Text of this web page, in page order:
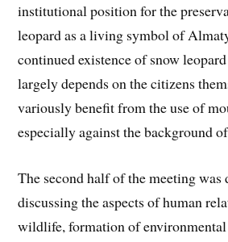
institutional position for the
leopard as a living symbol of
continued existence of snow
largely depends on the citizens
variously benefit from the use of
especially against the background
The second half of the meeting was
discussing the aspects of human
wildlife, formation of environmental